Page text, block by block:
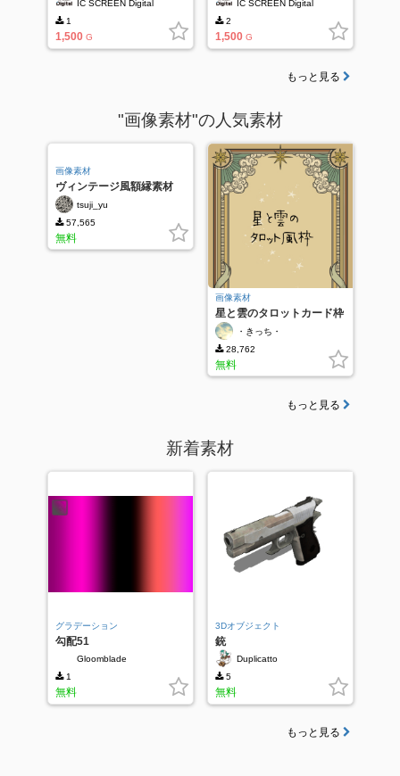
IC SCREEN Digital
1
1,500 G
IC SCREEN Digital
2
1,500 G
もっと見る
"画像素材"の人気素材
画像素材
ヴィンテージ風額縁素材
tsuji_yu
57,565
無料
画像素材
星と雲のタロットカード枠
・きっち・
28,762
無料
もっと見る
新着素材
グラデーション
勾配51
Gloomblade
1
無料
3Dオブジェクト
銃
Duplicatto
5
無料
もっと見る